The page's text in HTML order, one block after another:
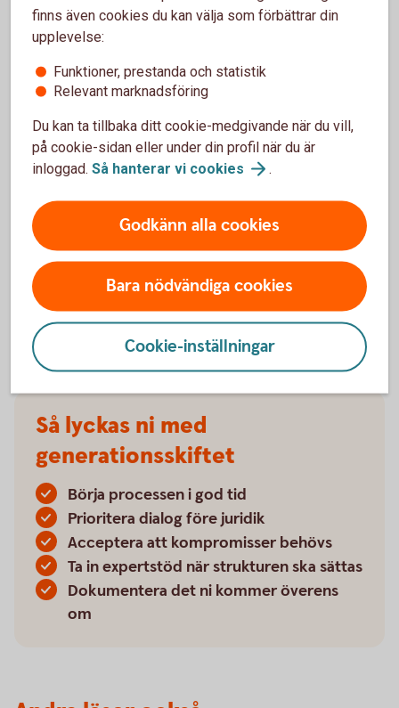
Private Banking
Om du har en förmögenhet att förvalta så får du
rådgivare.
Private Banking för entreprenörer (mer än 5
Premium (mer än 1 miljon kr attplacera)
Så lyckas ni med
generationsskiftet
Börja processen i god tid
Prioritera dialog före juridik
Acceptera att kompromisser behövs
Ta in expertstöd när strukturen ska sättas
Dokumentera det ni kommer överens
om
finns även cookies du kan välja som förbättrar din
upplevelse:
Funktioner, prestanda och statistik
Relevant marknadsföring
Du kan ta tillbaka ditt cookie-medgivande när du vill,
på cookie-sidan eller under din profil när du är
inloggad. Så hanterar vi cookies .
Godkänn alla cookies
Bara nödvändiga cookies
Cookie-inställningar